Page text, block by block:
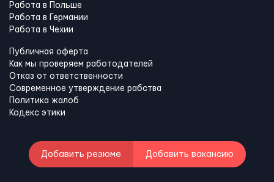
Работа в Польше
Работа в Германии
Работа в Чехии
Публичная оферта
Как мы проверяем работодателей
Отказ от ответственности
Современное утверждение рабства
Политика жалоб
Кодекс этики
Добавить резюме Добавить вакансию